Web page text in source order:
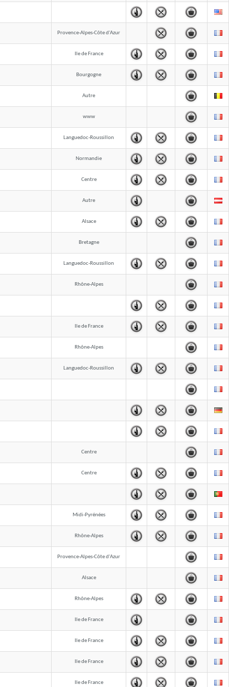
Provence-Alpes-Côte d'Azur
Ile de France
Bourgogne
Autre
www
Languedoc-Roussillon
Normandie
Centre
Autre
Alsace
Bretagne
Languedoc-Roussillon
Rhône-Alpes
Ile de France
Rhône-Alpes
Languedoc-Roussillon
Centre
Centre
Midi-Pyrénées
Rhône-Alpes
Provence-Alpes-Côte d'Azur
Alsace
Rhône-Alpes
Ile de France
Ile de France
Ile de France
Ile de France